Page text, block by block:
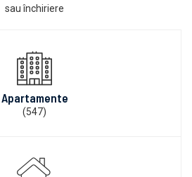
sau închiriere
Apartamente
(547)